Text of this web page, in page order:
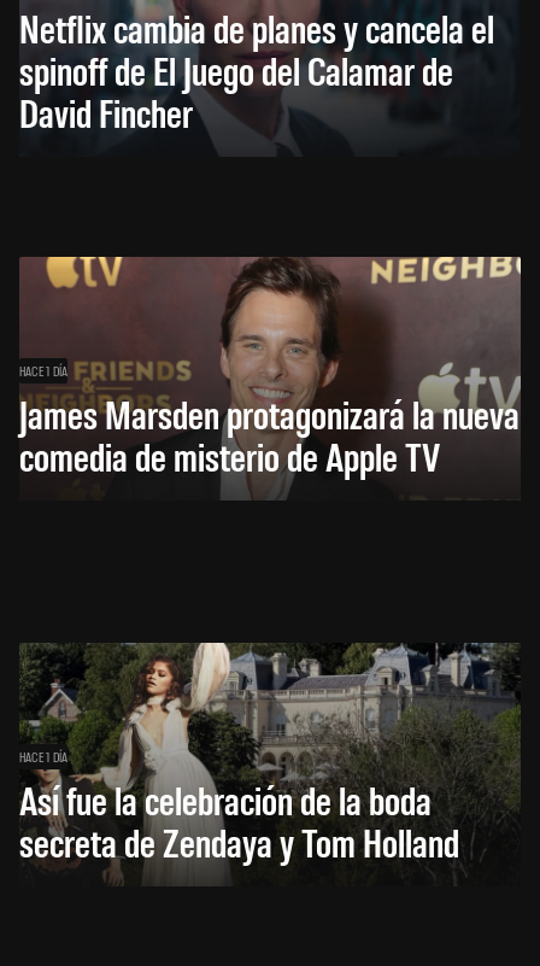
Netflix cambia de planes y cancela el
spinoff de El Juego del Calamar de
David Fincher
HACE 1 DÍA
James Marsden protagonizará la nueva
comedia de misterio de Apple TV
HACE 1 DÍA
Así fue la celebración de la boda
secreta de Zendaya y Tom Holland